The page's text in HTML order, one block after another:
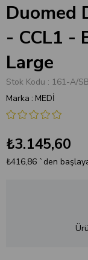
Duomed
- CCL1 -
Large
Stok Kodu
161-A/
Marka : MEDİ
₺3.145,60
₺416,86 `den